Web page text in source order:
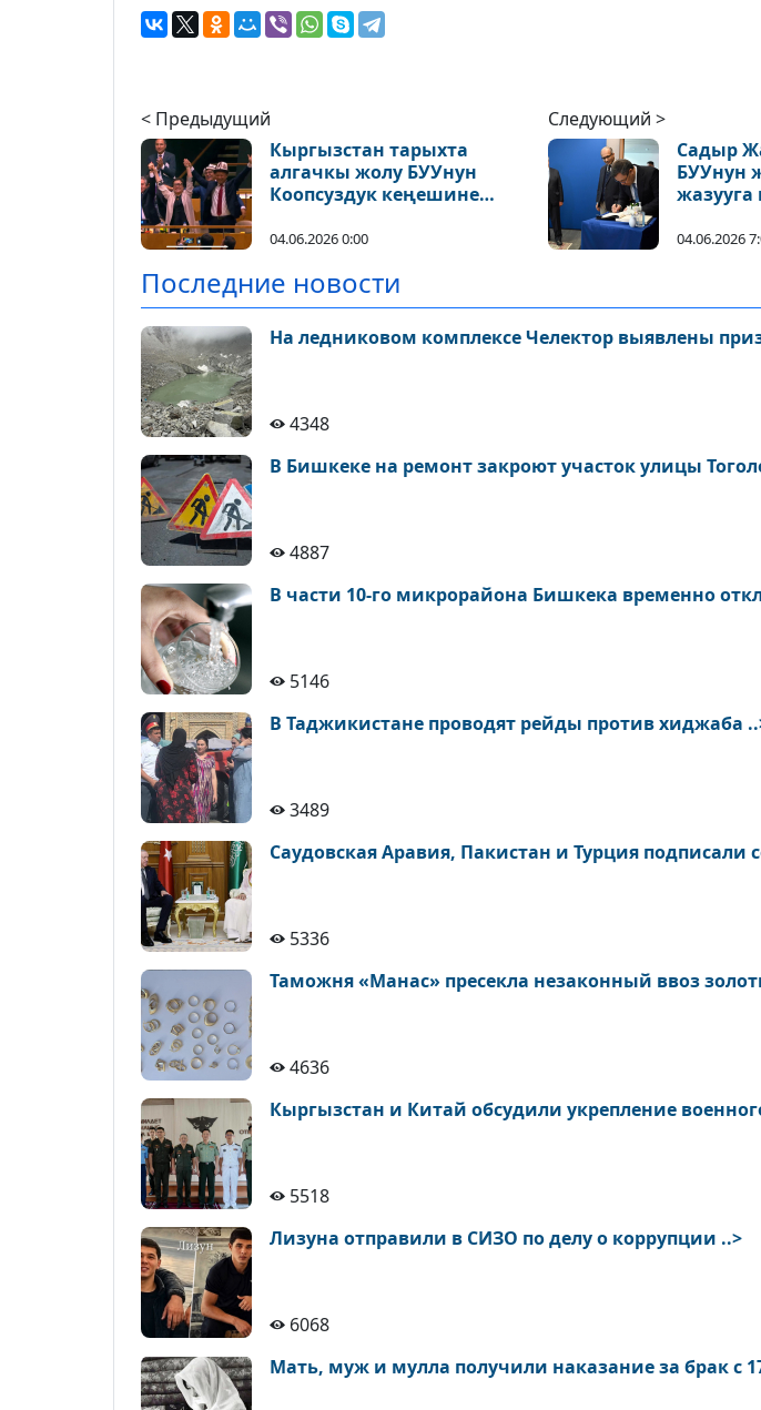
< Предыдущий
Кыргызстан тарыхта
алгачкы жолу БУУнун
Коопсуздук кеңешине
04.06.2026 0:00
Следующий >
Садыр
БУУнун
04.06.2026
Последние новости
На ледниковом комплексе Челектор выявлены
4348
4887
В части 10-го микрорайона Бишкека временно
5146
В Таджикистане проводят рейды против хиджаба
3489
Саудовская Аравия, Пакистан и Турция подписали
5336
Таможня «Манас» пресекла незаконный ввоз
4636
Кыргызстан и Китай обсудили укрепление
5518
Лизуна отправили в СИЗО по делу о коррупции ..>
6068
Мать, муж и мулла получили наказание за брак с